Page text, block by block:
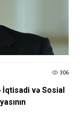
306
İqtisadi və Sosial